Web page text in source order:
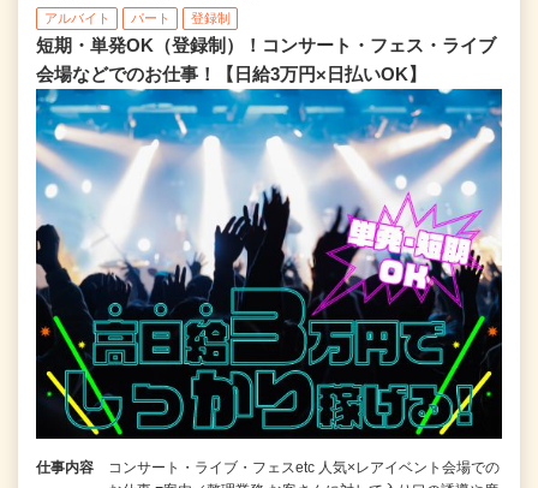
アルバイト パート 登録制
短期・単発OK（登録制）！コンサート・フェス・ライブ
会場などでのお仕事！【日給3万円×日払いOK】
仕事内容
コンサート・ライブ・フェスetc 人気×レアイベント会場での